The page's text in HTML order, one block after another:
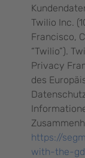
Twilio Inc.
Francisco,
“Twilio”).
Privacy
des
https://
with-the-